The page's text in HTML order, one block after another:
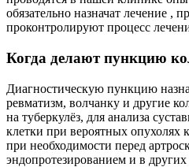
обязательно назначат лечение ,
проконтролируют процесс
Когда делают пункцию
Диагностическую пункцию
ревматизм, волчанку и другие
на туберкулёз, для анализа
клетки при вероятных опухолях
при необходимости перед
эндопротезированием и в других